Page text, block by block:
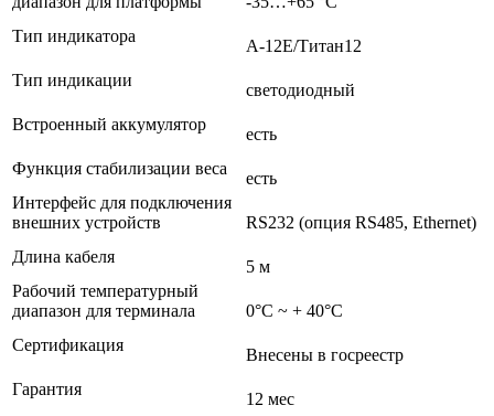
Тип индикатора
А-12Е/Титан12
Тип индикации
светодиодный
Встроенный аккумулятор
есть
Функция стабилизации веса
есть
Интерфейс для подключения
внешних устройств
RS232 (опция RS485, Ethernet)
Длина кабеля
5 м
Рабочий температурный
диапазон для терминала
0°С ~ + 40°C
Сертификация
Внесены в госреестр
Гарантия
12 мес